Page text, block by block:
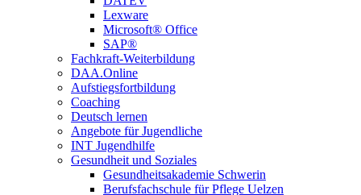
Lexware
Microsoft® Office
SAP®
Fachkraft-Weiterbildung
DAA.Online
Aufstiegsfortbildung
Coaching
Deutsch lernen
Angebote für Jugendliche
INT Jugendhilfe
Gesundheit und Soziales
Gesundheitsakademie Schwerin
Berufsfachschule für Pflege Uelzen